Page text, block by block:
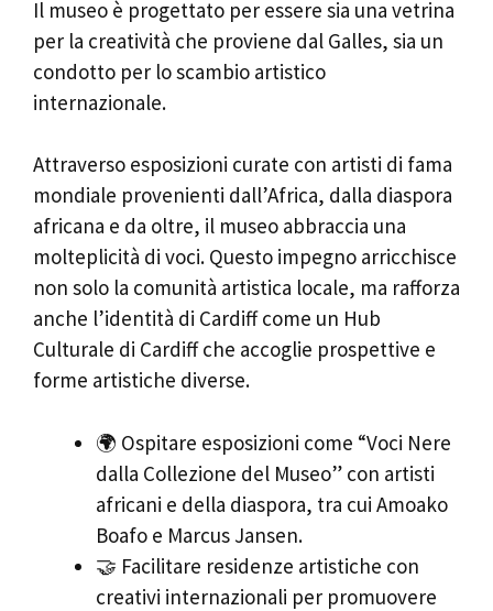
Il museo è progettato per essere sia una vetrina
per la creatività che proviene dal Galles, sia un
condotto per lo scambio artistico
internazionale.
Attraverso esposizioni curate con artisti di fama
mondiale provenienti dall’Africa, dalla diaspora
africana e da oltre, il museo abbraccia una
molteplicità di voci. Questo impegno arricchisce
non solo la comunità artistica locale, ma rafforza
anche l’identità di Cardiff come un Hub
Culturale di Cardiff che accoglie prospettive e
forme artistiche diverse.
🌍 Ospitare esposizioni come “Voci Nere
dalla Collezione del Museo” con artisti
africani e della diaspora, tra cui Amoako
Boafo e Marcus Jansen.
🤝 Facilitare residenze artistiche con
creativi internazionali per promuovere